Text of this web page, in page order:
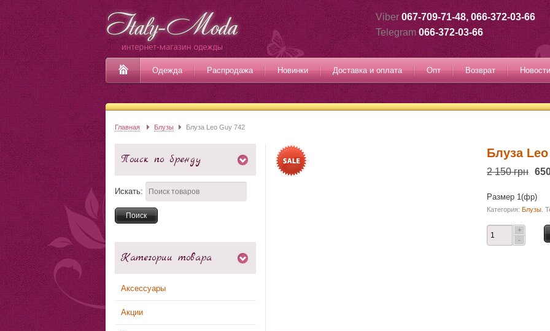
Viber 067-709-71-48, 066-372-03-66
Telegram 066-372-03-66
Одежда Распродажа Новинки Доставка и оплата Опт Возврат
Главная Блузы Блуза Leo Guy 742
Поиск по бренду
Искать:
Категории товара
Аксессуары
Акции
Блуза
2 150 грн
Размер 1(фр)
Категория: Блузы